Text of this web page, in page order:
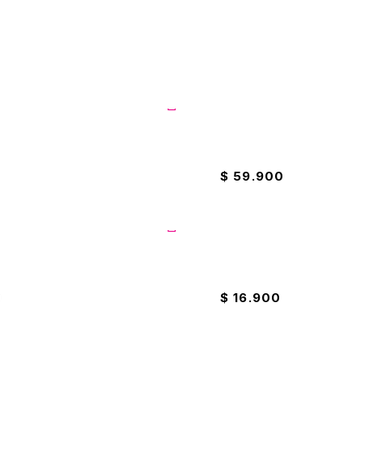
$ 59.900
$ 16.900